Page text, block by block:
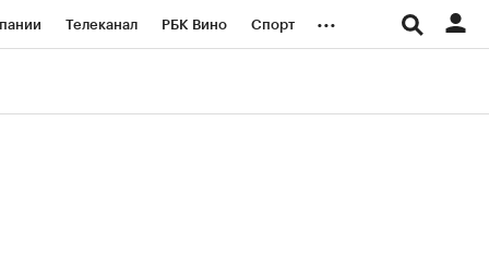
Телеканал РБК Вино Спорт ...